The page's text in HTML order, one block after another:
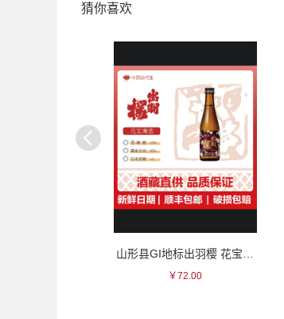
猜你喜欢
山形县GI地标出羽樱 花宝清酒~
￥72.00